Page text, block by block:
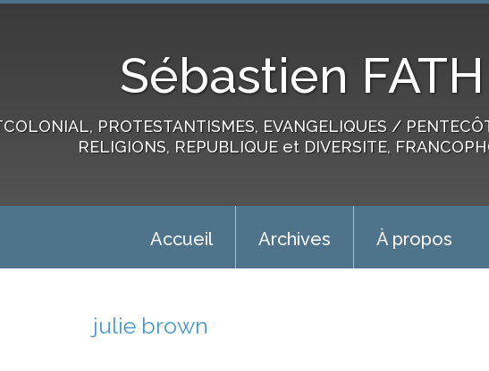
Sébastien FATH
PROTESTANTISMES, EVANGELIQUES /
RELIGIONS, REPUBLIQUE et DIVERSITE,
Accueil Archives À propos
julie brown